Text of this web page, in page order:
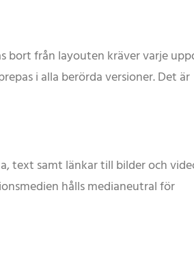
bort från layouten kräver varje
i alla berörda versioner. Det är
text samt länkar till bilder och
hålls medianeutral för